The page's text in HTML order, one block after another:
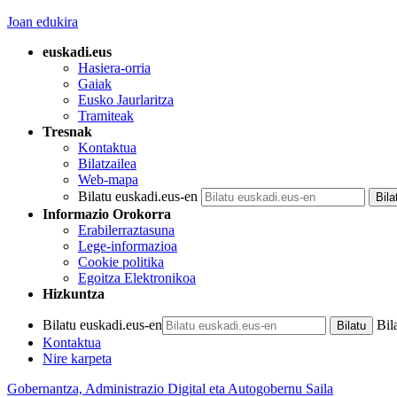
Joan edukira
euskadi.eus
Hasiera-orria
Gaiak
Eusko Jaurlaritza
Tramiteak
Tresnak
Kontaktua
Bilatzailea
Web-mapa
Bilatu euskadi.eus-en
Informazio Orokorra
Erabilerraztasuna
Lege-informazioa
Cookie politika
Egoitza Elektronikoa
Hizkuntza
Bilatu euskadi.eus-en
Kontaktua
Nire karpeta
Gobernantza, Administrazio Digital eta Autogobernu Saila